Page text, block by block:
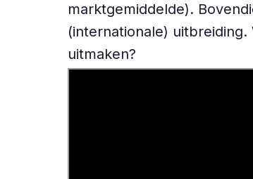
marktgemiddelde).
(internationale)
uitmaken?